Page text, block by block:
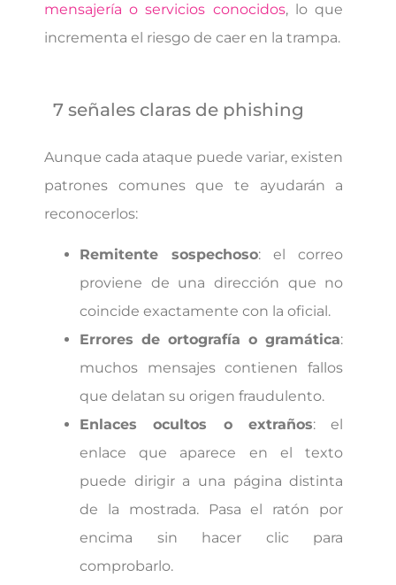
mensajería o servicios conocidos, lo que
incrementa el riesgo de caer en la trampa.
7 señales claras de phishing
Aunque cada ataque puede variar, existen
patrones comunes que te ayudarán a
reconocerlos:
Remitente sospechoso: el correo
proviene de una dirección que no
coincide exactamente con la oficial.
Errores de ortografía o gramática:
muchos mensajes contienen fallos
que delatan su origen fraudulento.
Enlaces ocultos o extraños: el
enlace que aparece en el texto
puede dirigir a una página distinta
de la mostrada. Pasa el ratón por
encima sin hacer clic para
comprobarlo.